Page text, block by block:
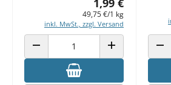
1,99 €
49,75 €/1 kg
inkl. MwSt., zzgl. Versand
ANZAHL VERRINGERN ANZAHL